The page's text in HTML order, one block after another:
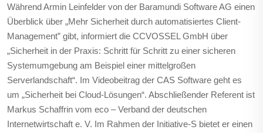
Während Armin Leinfelder von der Baramundi Software AG einen
Überblick über „Mehr Sicherheit durch automatisiertes Client-
Management” gibt, informiert die CCVOSSEL GmbH über
„Sicherheit in der Praxis: Schritt für Schritt zu einer sicheren
Systemumgebung am Beispiel einer mittelgroßen
Serverlandschaft“. Im Videobeitrag der CAS Software geht es
um „Sicherheit bei Cloud-Lösungen“. Abschließender Referent ist
Markus Schaffrin vom eco – Verband der deutschen
Internetwirtschaft e. V. Im Rahmen der Initiative-S bietet er einen